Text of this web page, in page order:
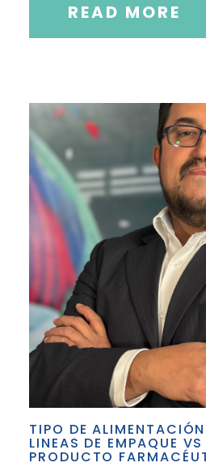
READ MORE
TIPO DE
LINEAS DE EMPAQUE
PRODUCTO